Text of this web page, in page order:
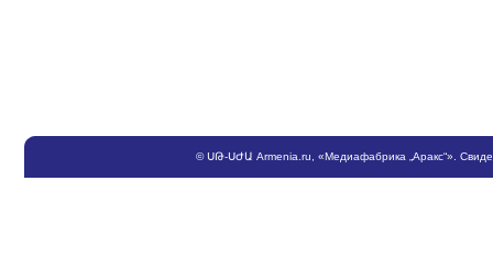
©ՍԹ-ՍԺԱ Armenia.ru , «Медиафабрика „Аракс“».